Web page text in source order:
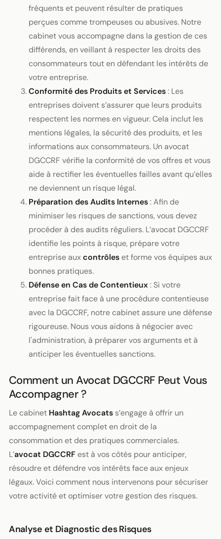
fréquents et peuvent résulter de pratiques
perçues comme trompeuses ou abusives. Notre
cabinet vous accompagne dans la gestion de ces
différends, en veillant à respecter les droits des
consommateurs tout en défendant les intérêts de
votre entreprise.
Conformité des Produits et Services: Les
entreprises doivent s’assurer que leurs produits
respectent les normes en vigueur. Cela inclut les
mentions légales, la sécurité des produits, et les
informations aux consommateurs. Un avocat
DGCCRF vérifie la conformité de vos offres et vous
aide à rectifier les éventuelles failles avant qu’elles
ne deviennent un risque légal.
Préparation des Audits Internes: Afin de
minimiser les risques de sanctions, vous devez
procéder à des audits réguliers. L’avocat DGCCRF
identifie les points à risque, prépare votre
entreprise auxcontrôleset forme vos équipes aux
bonnes pratiques.
Défense en Cas de Contentieux: Si votre
entreprise fait face à une procédure contentieuse
avec la DGCCRF, notre cabinet assure une défense
rigoureuse. Nous vous aidons à négocier avec
l'administration, à préparer vos arguments et à
anticiper les éventuelles sanctions.
Comment un Avocat DGCCRF Peut Vous
Accompagner ?
Le cabinet Hashtag Avocatss’engage à offrir un
accompagnement complet en droit de la
consommation et des pratiques commerciales.
L’avocat DGCCRFest à vos côtés pour anticiper,
résoudre et défendre vos intérêts face aux enjeux
légaux. Voici comment nous intervenons pour sécuriser
votre activité et optimiser votre gestion des risques.
Analyse et Diagnostic des Risques